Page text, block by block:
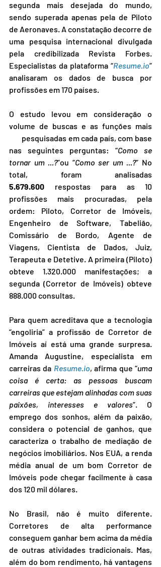
segunda mais desejada do mundo,
sendo superada apenas pela de Piloto
de Aeronaves. A constatação decorre de
uma pesquisa internacional divulgada
pela credibilizada Revista Forbes.
Especialistas da plataforma “Resume.io”
analisaram os dados de busca por
profissões em 170 países.
O estudo levou em consideração o
volume de buscas e as funções mais
pesquisadas em cada país, com base
nas seguintes perguntas: “Como se
tornar um ...?”ou “Como ser um ...?” No
5.679.600 respostas para as 10
profissões mais procuradas, pela
ordem: Piloto, Corretor de Imóveis,
Engenheiro de Software, Tabelião,
Comissário de Bordo, Agente de
Viagens, Cientista de Dados, Juiz,
Terapeuta e Detetive. A primeira (Piloto)
obteve 1.320.000 manifestações; a
segunda (Corretor de Imóveis) obteve
888.000 consultas.
Para quem acreditava que a tecnologia
“engoliria” a profissão de Corretor de
Imóveis aí está uma grande surpresa.
Amanda Augustine, especialista em
carreiras da Resume.io, afirma que “uma
coisa é certa: as pessoas buscam
carreiras que estejam alinhadas com suas
paixões, interesses e valores”. O
emprego dos sonhos, além da paixão,
considera o potencial de ganhos, que
caracteriza o trabalho de mediação de
negócios imobiliários. Nos EUA, a renda
média anual de um bom Corretor de
Imóveis pode chegar facilmente à casa
dos 120 mil dólares.
No Brasil, não é muito diferente.
Corretores de alta performance
conseguem ganhar bem acima da média
de outras atividades tradicionais. Mas,
além do bom rendimento, há vantagens